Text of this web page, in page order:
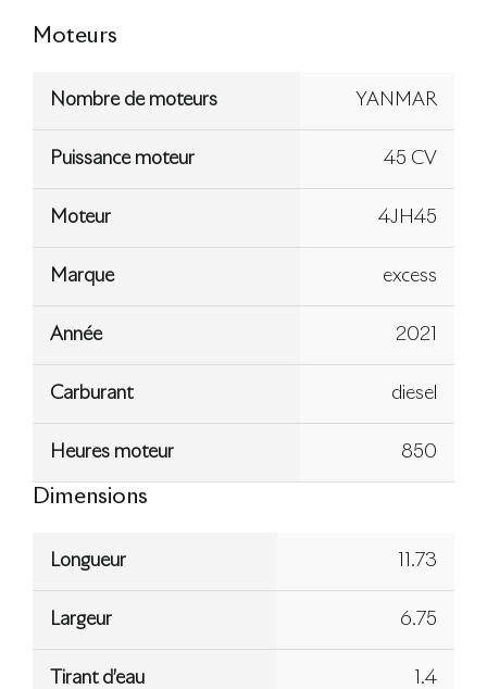
Moteurs
Nombre de moteurs YANMAR
Puissance moteur 45 CV
Moteur 4JH45
Marque excess
Année 2021
Carburant diesel
Heures moteur 850
Dimensions
Longueur 11.73
Largeur 6.75
Tirant d’eau 1.4